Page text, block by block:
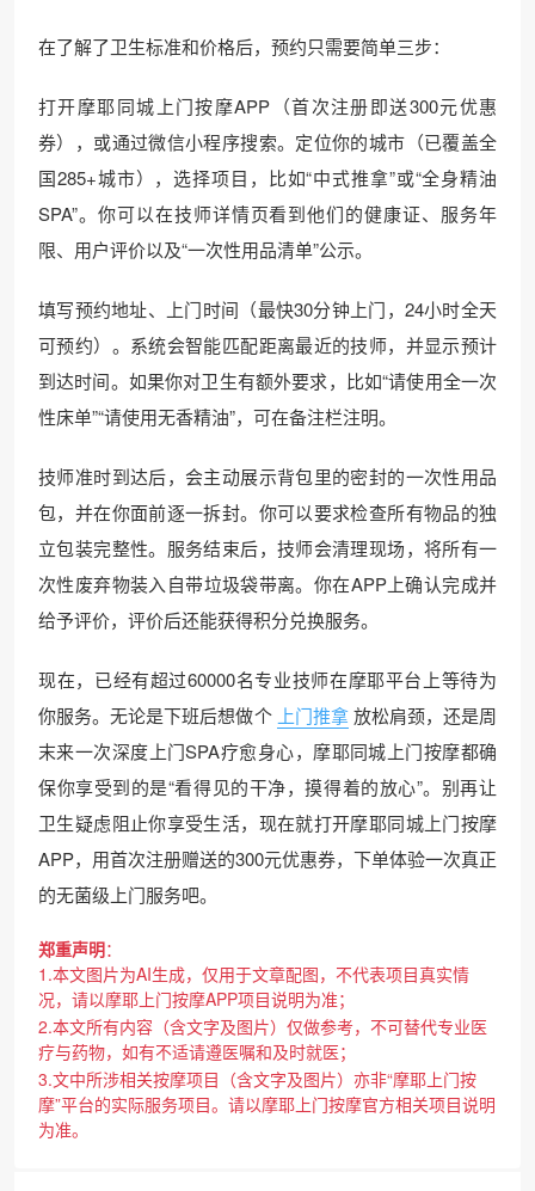
在了解了卫生标准和价格后，预约只需要简单三步：
打开摩耶同城上门按摩APP（首次注册即送300元优惠
券），或通过微信小程序搜索。定位你的城市（已覆盖全
国285+城市），选择项目，比如“中式推拿”或“全身精油
SPA”。你可以在技师详情页看到他们的健康证、服务年
限、用户评价以及“一次性用品清单”公示。
填写预约地址、上门时间（最快30分钟上门，24小时全天
可预约）。系统会智能匹配距离最近的技师，并显示预计
到达时间。如果你对卫生有额外要求，比如“请使用全一次
性床单”“请使用无香精油”，可在备注栏注明。
技师准时到达后，会主动展示背包里的密封的一次性用品
包，并在你面前逐一拆封。你可以要求检查所有物品的独
立包装完整性。服务结束后，技师会清理现场，将所有一
次性废弃物装入自带垃圾袋带离。你在APP上确认完成并
给予评价，评价后还能获得积分兑换服务。
现在，已经有超过60000名专业技师在摩耶平台上等待为
你服务。无论是下班后想做个 上门推拿 放松肩颈，还是周
末来一次深度上门SPA疗愈身心，摩耶同城上门按摩都确
保你享受到的是“看得见的干净，摸得着的放心”。别再让
卫生疑虑阻止你享受生活，现在就打开摩耶同城上门按摩
APP，用首次注册赠送的300元优惠券，下单体验一次真正
的无菌级上门服务吧。
郑重声明：
1.本文图片为AI生成，仅用于文章配图，不代表项目真实情
况，请以摩耶上门按摩APP项目说明为准；
2.本文所有内容（含文字及图片）仅做参考，不可替代专业医
疗与药物，如有不适请遵医嘱和及时就医；
3.文中所涉相关按摩项目（含文字及图片）亦非“摩耶上门按
摩”平台的实际服务项目。请以摩耶上门按摩官方相关项目说明
为准。